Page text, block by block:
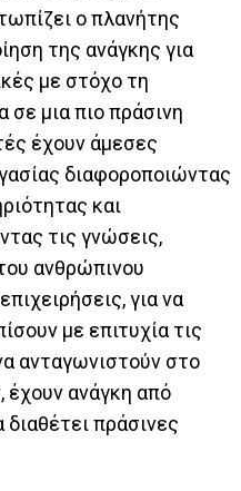
ο πλανήτης
της ανάγκης για
με στόχο τη
σε μια πιο πράσινη
έχουν άμεσες
διαφοροποιώντας
και
τις γνώσεις,
ανθρώπινου
για να
με επιτυχία τις
ανταγωνιστούν στο
έχουν ανάγκη από
πράσινες